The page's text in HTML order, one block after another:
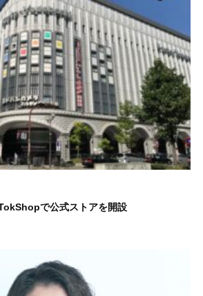
で公式ストアを開設